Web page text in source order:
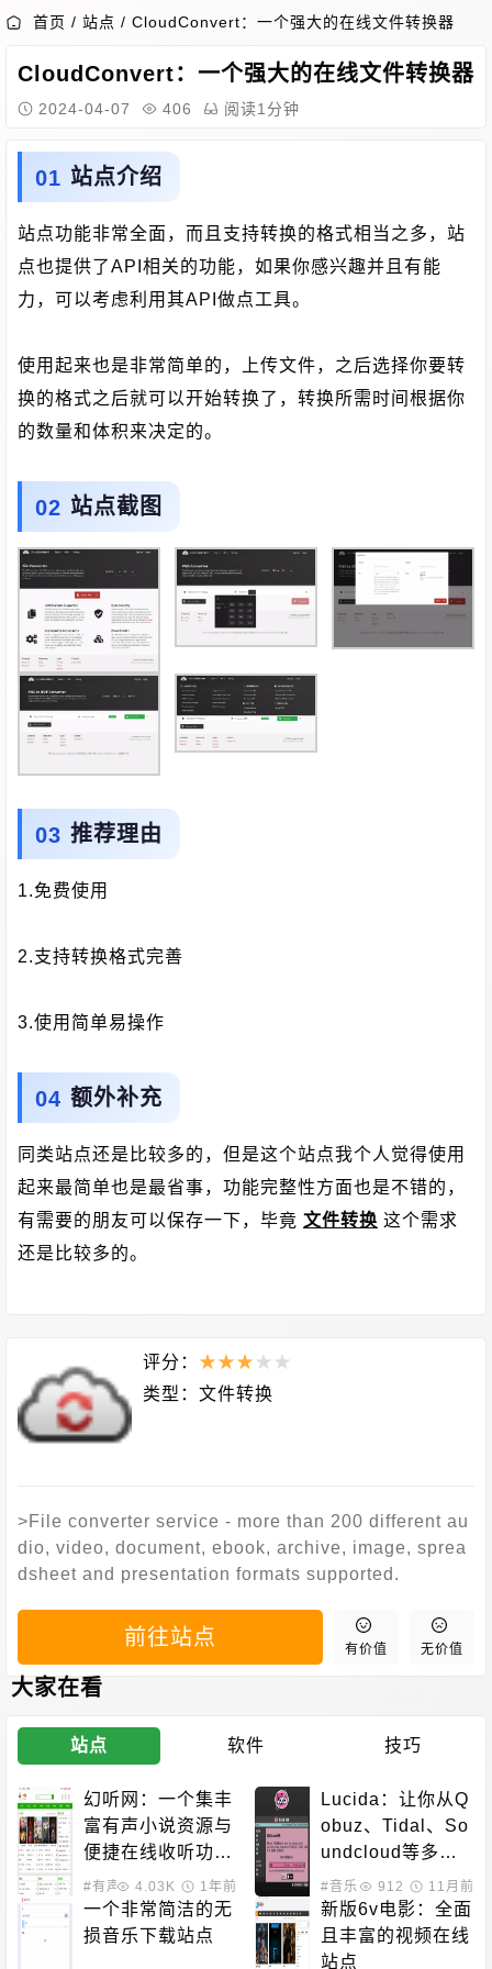
首页 / 站点 / CloudConvert：一个强大的在线文件转换器
CloudConvert：一个强大的在线文件转换器
2024-04-07 406 阅读1分钟
站点介绍
站点功能非常全面，而且支持转换的格式相当之多，站
点也提供了API相关的功能，如果你感兴趣并且有能
力，可以考虑利用其API做点工具。
使用起来也是非常简单的，上传文件，之后选择你要转
换的格式之后就可以开始转换了，转换所需时间根据你
的数量和体积来决定的。
站点截图
推荐理由
1.免费使用
2.支持转换格式完善
3.使用简单易操作
额外补充
同类站点还是比较多的，但是这个站点我个人觉得使用
起来最简单也是最省事，功能完整性方面也是不错的，
有需要的朋友可以保存一下，毕竟 文件转换 这个需求
还是比较多的。
评分： ★★★ ★ ★
类型： 文件转换
>File converter service - more than 200 different au
dio, video, document, ebook, archive, image, sprea
dsheet and presentation formats supported.
前往站点 有价值 无价值
大家在看
站点 软件 技巧
幻听网：一个集丰
富有声小说资源与
便捷在线收听功能
于一体的平台
#有声小说4.03K 1年前
Lucida：让你从Q
obuz、Tidal、So
undcloud等多个
主流音乐平台免费
下载高质量音乐的
网站
#音乐下载912 11月前
一个非常简洁的无
损音乐下载站点
新版6v电影：全面
且丰富的视频在线
站点